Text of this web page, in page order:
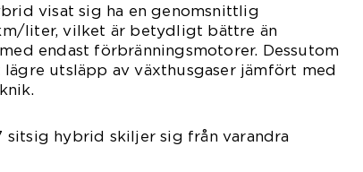
visat sig ha en genomsnittlig
km/liter, vilket är betydligt bättre än
endast förbränningsmotorer. Dessutom
utsläpp av växthusgaser jämfört med
sitsig hybrid skiljer sig från varandra